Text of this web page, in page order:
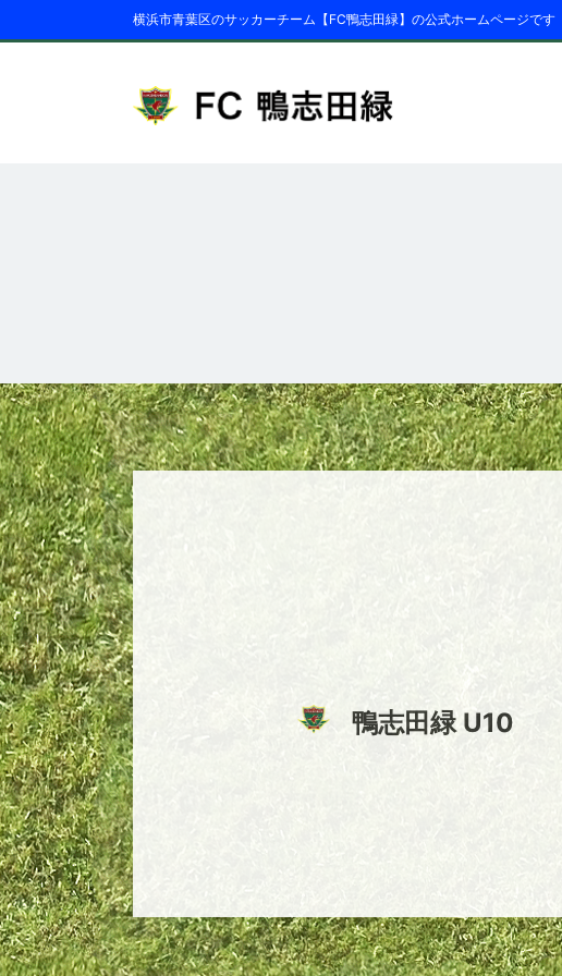
横浜市青葉区のサッカーチーム【FC鴨志田緑】の公式ホームページです
鴨志田緑 U10